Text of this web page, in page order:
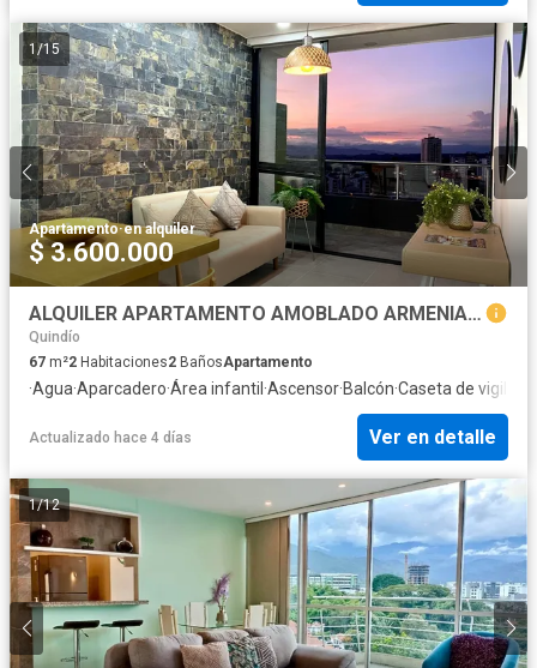
1/15
Apartamento·en alquiler
$ 3.600.000
ALQUILER APARTAMENTO AMOBLADO ARMENIA EXCLUSIVO BARRIO LA CASTELLANA
Quindío
67 m²2 Habitaciones2 BañosApartamento
·Agua·Aparcadero·Área infantil ·Ascensor·Balcón·Caseta de
Actualizado hace 4 días Ver en detalle
1/12